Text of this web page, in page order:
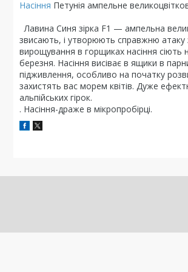
Насіння Петунія ампельне
Лавина Синя зірка F1 — ампельна
звисають, і утворюють справжню атаку
вирощування в горщиках насіння сіють
березня. Насіння висіває в ящики в
підживлення, особливо на початку
захистять вас морем квітів. Дуже
альпійських гірок.
. Насіння-драже в мікропробірці.